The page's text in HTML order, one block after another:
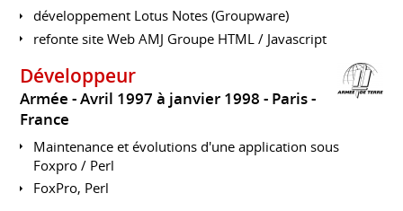
développement Lotus Notes (Groupware)
refonte site Web AMJ Groupe HTML / Javascript
Développeur
Armée Avril 1997 à janvier 1998 Paris
France
Maintenance et évolutions d'une application sous
Foxpro / Perl
FoxPro, Perl